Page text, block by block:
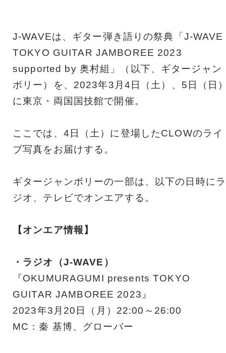
J-WAVEは、ギター弾き語りの祭典「J-WAVE
TOKYO GUITAR JAMBOREE 2023
supported by 奥村組」（以下、ギタージャン
ボリー）を、2023年3月4日（土）、5日（日
に東京・両国国技館で開催。
ここでは、4日（土）に登場したCLOWのライ
ブ写真をお届けする。
ギタージャンボリーの一部は、以下の日時にラ
ジオ、テレビでオンエアする。
【オンエア情報】
・ラジオ（J-WAVE）
『OKUMURAGUMI presents TOKYO
GUITAR JAMBOREE 2023』
2023年3月20日（月）22:00～26:00
MC：秦 基博、グローバー